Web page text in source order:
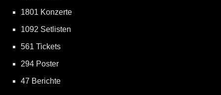
1801 Konzerte
1092 Setlisten
561 Tickets
294 Poster
47 Berichte